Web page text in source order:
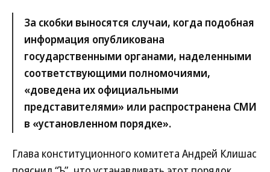
За скобки выносятся случаи, когда подобная
информация опубликована
государственными органами, наделенными
соответствующими полномочиями,
«доведена их официальными
представителями» или распространена СМИ
в «установленном порядке».
Глава конституционного комитета Андрей Клишас